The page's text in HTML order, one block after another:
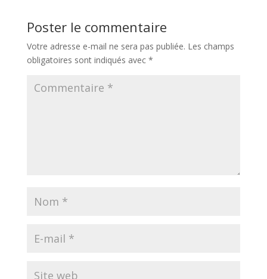
Poster le commentaire
Votre adresse e-mail ne sera pas publiée. Les champs
obligatoires sont indiqués avec *